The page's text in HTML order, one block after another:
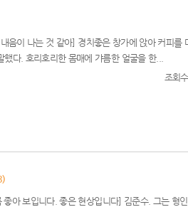
음이 나는 것 같아] 경치좋은 창가에 앉아 커피를
다. 호리호리한 몸매에 갸름한 얼굴을 한...
조회
아 보입니다. 좋은 현상입니다] 김준수. 그는 형